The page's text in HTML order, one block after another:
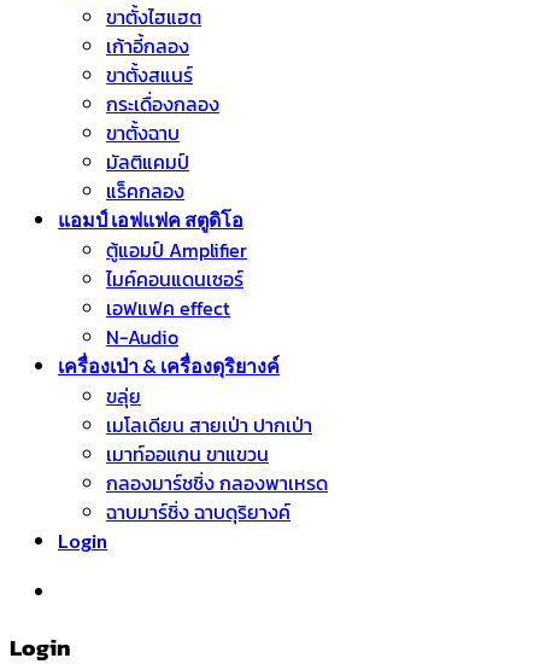
ขาตั้งไฮแฮต
เก้าอี้กลอง
ขาตั้งสแนร์
กระเดื่องกลอง
ขาตั้งฉาบ
มัลติแคมป์
แร็คกลอง
แอมป์ เอฟแฟค สตูดิโอ
ตู้แอมป์ Amplifier
ไมค์คอนแดนเซอร์
เอฟแฟค effect
N-Audio
เครื่องเป่า & เครื่องดุริยางค์
ขลุ่ย
เมโลเดียน สายเป่า ปากเป่า
เมาท์ออแกน ขาแขวน
กลองมาร์ชชิ่ง กลองพาเหรด
ฉาบมาร์ชิ่ง ฉาบดุริยางค์
Login
Login